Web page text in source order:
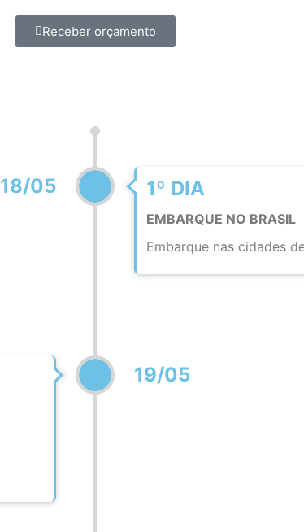
Receber orçamento
18/05 1º DIA
EMBARQUE NO BRASIL
Embarque nas cidades
19/05